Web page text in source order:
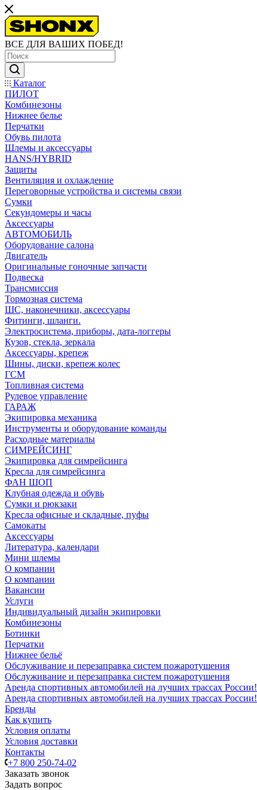
ВСЕ ДЛЯ ВАШИХ ПОБЕД!
Каталог
ПИЛОТ
Комбинезоны
Нижнее белье
Перчатки
Обувь пилота
Шлемы и аксессуары
HANS/HYBRID
Защиты
Вентиляция и охлаждение
Переговорные устройства и системы связи
Сумки
Секундомеры и часы
Аксессуары
АВТОМОБИЛЬ
Оборудование салона
Двигатель
Оригинальные гоночные запчасти
Подвеска
Трансмиссия
Тормозная система
ШС, наконечники, аксессуары
Фитинги, шланги.
Электросистема, приборы, дата-логгеры
Кузов, стекла, зеркала
Аксессуары, крепеж
Шины, диски, крепеж колес
ГСМ
Топливная система
Рулевое управление
ГАРАЖ
Экипировка механика
Инструменты и оборудование команды
Расходные материалы
СИМРЕЙСИНГ
Экипировка для симрейсинга
Кресла для симрейсинга
ФАН ШОП
Клубная одежда и обувь
Сумки и рюкзаки
Кресла офисные и складные, пуфы
Самокаты
Аксессуары
Литература, календари
Мини шлемы
О компании
О компании
Вакансии
Услуги
Индивидуальный дизайн экипировки
Комбинезоны
Ботинки
Перчатки
Нижнее бельё
Обслуживание и перезаправка систем пожаротушения
Обслуживание и перезаправка систем пожаротушения
Аренда спортивных автомобилей на лучших трассах России!
Аренда спортивных автомобилей на лучших трассах России!
Бренды
Как купить
Условия оплаты
Условия доставки
Контакты
+7 800 250-74-02
Заказать звонок
Задать вопрос